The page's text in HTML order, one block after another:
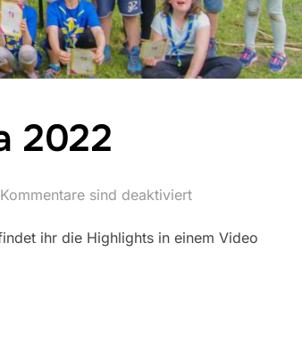
2022
Kommentare sind deaktiviert
ihr die Highlights in einem Video